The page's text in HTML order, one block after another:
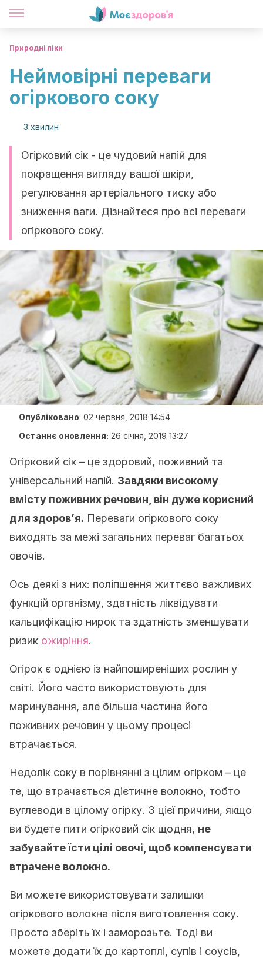
Природні ліки
Неймовірні переваги
огіркового соку
3 хвилин
Огірковий сік - це чудовий напій для
покращення вигляду вашої шкіри,
регулювання артеріального тиску або
зниження ваги. Дізнайтеся про всі переваги
огіркового соку.
Опубліковано: 02 червня, 2018 14:54
Останнє оновлення: 26 січня, 2019 13:27
Огірковий сік – це здоровий, поживний та
універсальний напій. Завдяки високому
вмісту поживних речовин, він дуже корисний
для здоров’я. Переваги огіркового соку
виходять за межі загальних переваг багатьох
овочів.
Ось деякі з них: поліпшення життєво важливих
функцій організму, здатність ліквідувати
кальцифікацію нирок та здатність зменшувати
ризик ожиріння.
Огірок є однією із найпоширеніших рослин у
світі. Його часто використовують для
маринування, але більша частина його
поживних речовин у цьому процесі
втрачається.
Недолік соку в порівнянні з цілим огірком – це
те, що втрачається дієтичне волокно, тобто
вуглеводи в цілому огірку. З цієї причини, якщо
ви будете пити огірковий сік щодня, не
забувайте їсти цілі овочі, щоб компенсувати
втрачене волокно.
Ви можете використовувати залишки
огіркового волокна після виготовлення соку.
Просто зберіть їх і заморозьте. Тоді ви
можете додати їх до картоплі, супів і соусів,